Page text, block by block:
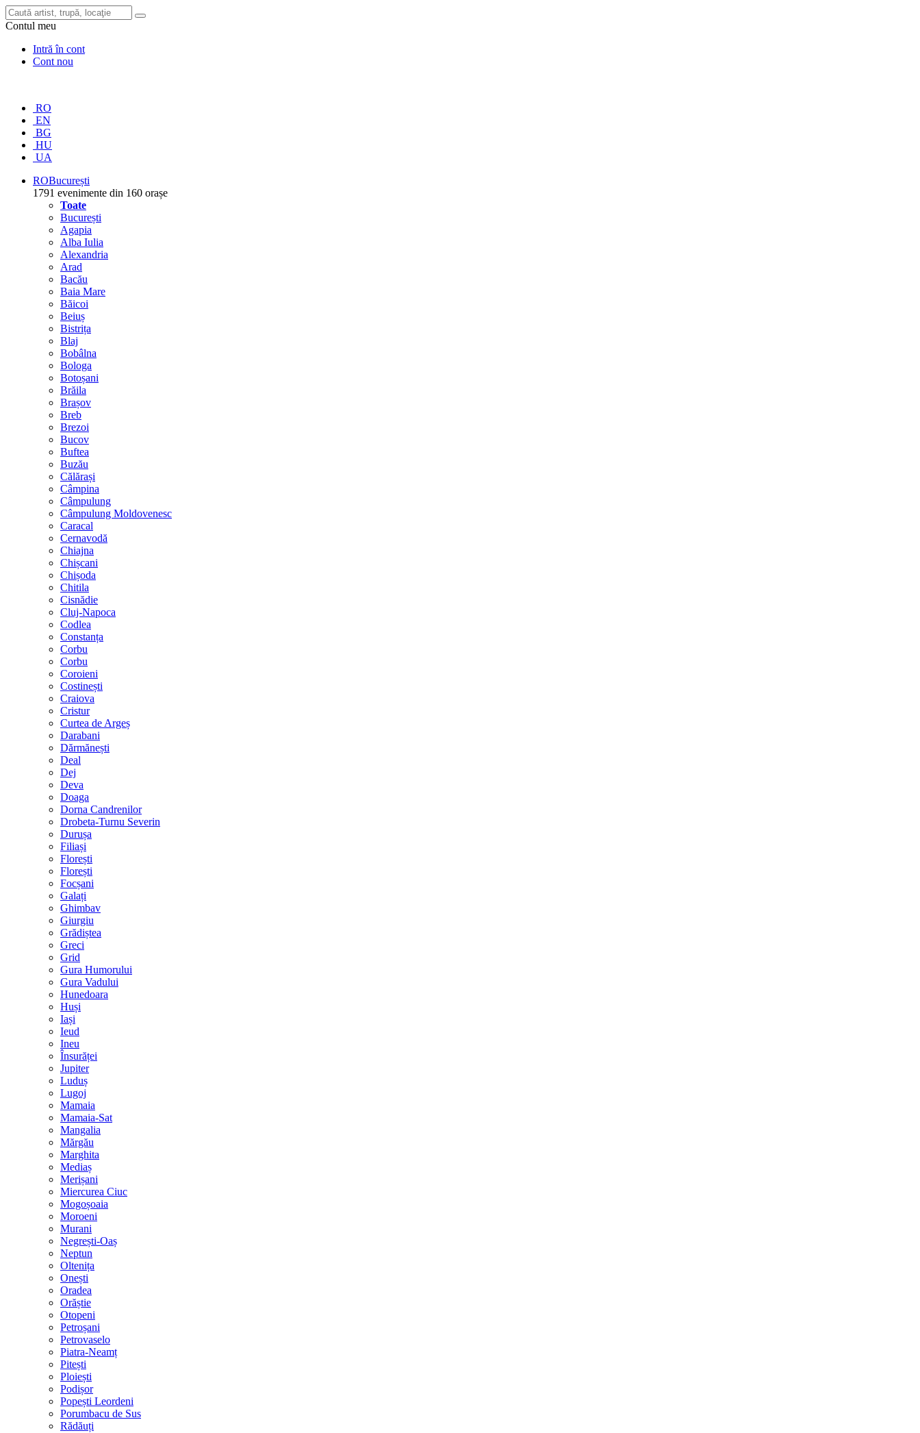
Contul meu
Intră în cont
Cont nou
RO
EN
BG
HU
UA
ROBucurești
1791 evenimente din 160 orașe
Toate
București
Agapia
Alba Iulia
Alexandria
Arad
Bacău
Baia Mare
Băicoi
Beiuș
Bistrița
Blaj
Bobâlna
Bologa
Botoșani
Brăila
Brașov
Breb
Brezoi
Bucov
Buftea
Buzău
Călărași
Câmpina
Câmpulung
Câmpulung Moldovenesc
Caracal
Cernavodă
Chiajna
Chișcani
Chișoda
Chitila
Cisnădie
Cluj-Napoca
Codlea
Constanța
Corbu
Corbu
Coroieni
Costinești
Craiova
Cristur
Curtea de Argeș
Darabani
Dărmănești
Deal
Dej
Deva
Doaga
Dorna Candrenilor
Drobeta-Turnu Severin
Durușa
Filiași
Florești
Florești
Focșani
Galați
Ghimbav
Giurgiu
Grădiștea
Greci
Grid
Gura Humorului
Gura Vadului
Hunedoara
Huși
Iași
Ieud
Ineu
Însurăței
Jupiter
Luduș
Lugoj
Mamaia
Mamaia-Sat
Mangalia
Mărgău
Marghita
Mediaș
Merișani
Miercurea Ciuc
Mogoșoaia
Moroeni
Murani
Negrești-Oaș
Neptun
Oltenița
Onești
Oradea
Orăștie
Otopeni
Petroșani
Petrovaselo
Piatra-Neamț
Pitești
Ploiești
Podișor
Popești Leordeni
Porumbacu de Sus
Rădăuți